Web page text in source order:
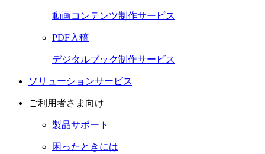
動画コンテンツ制作サービス
PDF入稿
デジタルブック制作サービス
ソリューションサービス
ご利用者さま向け
製品サポート
困ったときには